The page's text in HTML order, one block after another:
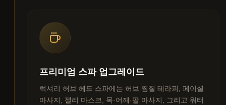
프리미엄 스파 업그레이드
럭셔리 허브 헤드 스파에는 허브 찜질 테라피, 페이셜
마사지, 젤리 마스크, 목·어깨·팔 마사지, 그리고 워터